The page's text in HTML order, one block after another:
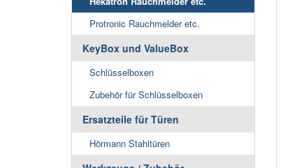
Protronic Rauchmelder etc.
KeyBox und ValueBox
Schlüsselboxen
Zubehör für Schlüsselboxen
Ersatzteile für Türen
Hörmann Stahltüren